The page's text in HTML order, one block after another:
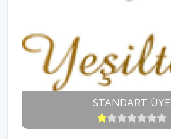
STANDART ÜYE